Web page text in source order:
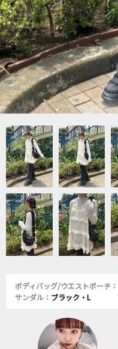
ボディバッグ/ウエストポーチ：
サンダル： ブラック・L